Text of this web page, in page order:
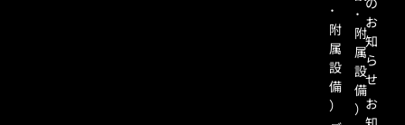
･
附
属
設
備
）
･
附
属
設
備
）
お
知
ら
せ
お